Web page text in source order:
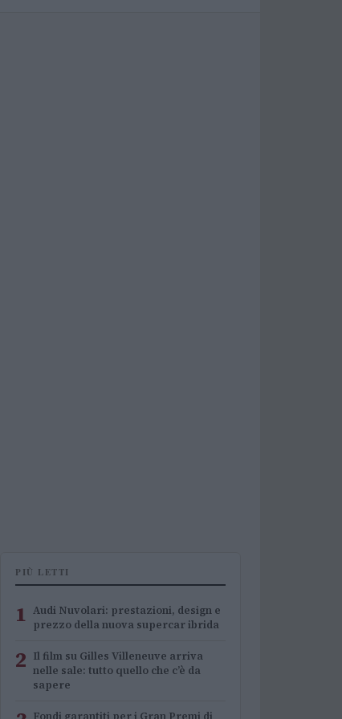
PIÙ LETTI
1 Audi Nuvolari: prestazioni, design e
prezzo della nuova supercar ibrida
2 Il film su Gilles Villeneuve arriva
nelle sale: tutto quello che c’è da
sapere
Fondi garantiti per i Gran Premi di